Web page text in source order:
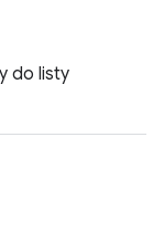
do listy